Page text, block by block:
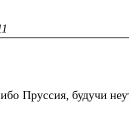
Пруссия, будучи